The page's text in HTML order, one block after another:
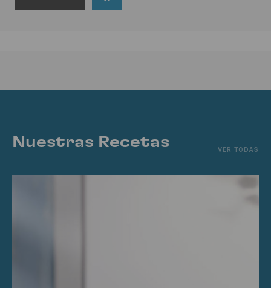
Nuestras Recetas VER TODAS